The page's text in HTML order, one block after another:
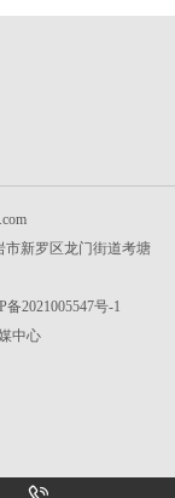
新罗区龙门街道考塘
备2021005547号-1
中心